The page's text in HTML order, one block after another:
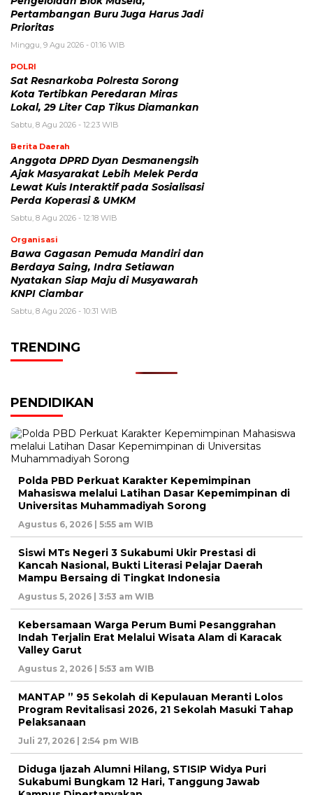
Pertambangan Buru Juga Harus Jadi
Prioritas
Minggu, 9 Agu 2026 - 01:16 WIB
POLRI
Sat Resnarkoba Polresta Sorong
Kota Tertibkan Peredaran Miras
Lokal, 29 Liter Cap Tikus Diamankan
Sabtu, 8 Agu 2026 - 12:23 WIB
Berita Daerah
Anggota DPRD Dyan Desmanengsih
Ajak Masyarakat Lebih Melek Perda
Lewat Kuis Interaktif pada Sosialisasi
Perda Koperasi & UMKM
Sabtu, 8 Agu 2026 - 12:18 WIB
Organisasi
Bawa Gagasan Pemuda Mandiri dan
Berdaya Saing, Indra Setiawan
Nyatakan Siap Maju di Musyawarah
KNPI Ciambar
Sabtu, 8 Agu 2026 - 10:31 WIB
TRENDING
PENDIDIKAN
Polda PBD Perkuat Karakter Kepemimpinan
Mahasiswa melalui Latihan Dasar Kepemimpinan di
Universitas Muhammadiyah Sorong
Agustus 6, 2026 | 5:55 am WIB
Siswi MTs Negeri 3 Sukabumi Ukir Prestasi di
Kancah Nasional, Bukti Literasi Pelajar Daerah
Mampu Bersaing di Tingkat Indonesia
Agustus 5, 2026 | 3:53 am WIB
Kebersamaan Warga Perum Bumi Pesanggrahan
Indah Terjalin Erat Melalui Wisata Alam di Karacak
Valley Garut
Agustus 2, 2026 | 5:53 am WIB
MANTAP ” 95 Sekolah di Kepulauan Meranti Lolos
Program Revitalisasi 2026, 21 Sekolah Masuki Tahap
Pelaksanaan
Juli 27, 2026 | 2:54 pm WIB
Diduga Ijazah Alumni Hilang, STISIP Widya Puri
Sukabumi Bungkam 12 Hari, Tanggung Jawab